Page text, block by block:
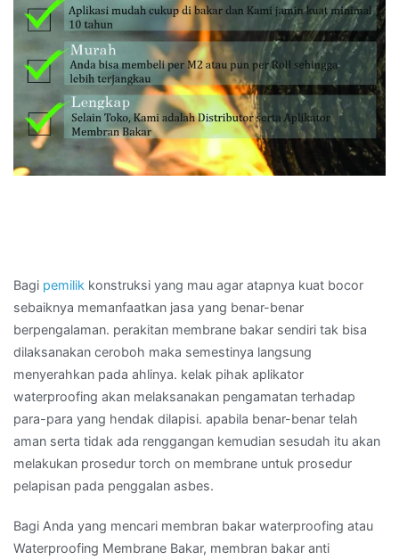
Bagi pemilik konstruksi yang mau agar atapnya kuat bocor
sebaiknya memanfaatkan jasa yang benar-benar
berpengalaman. perakitan membrane bakar sendiri tak bisa
dilaksanakan ceroboh maka semestinya langsung
menyerahkan pada ahlinya. kelak pihak aplikator
waterproofing akan melaksanakan pengamatan terhadap
para-para yang hendak dilapisi. apabila benar-benar telah
aman serta tidak ada renggangan kemudian sesudah itu akan
melakukan prosedur torch on membrane untuk prosedur
pelapisan pada penggalan asbes.
Bagi Anda yang mencari membran bakar waterproofing atau
Waterproofing Membrane Bakar, membran bakar anti